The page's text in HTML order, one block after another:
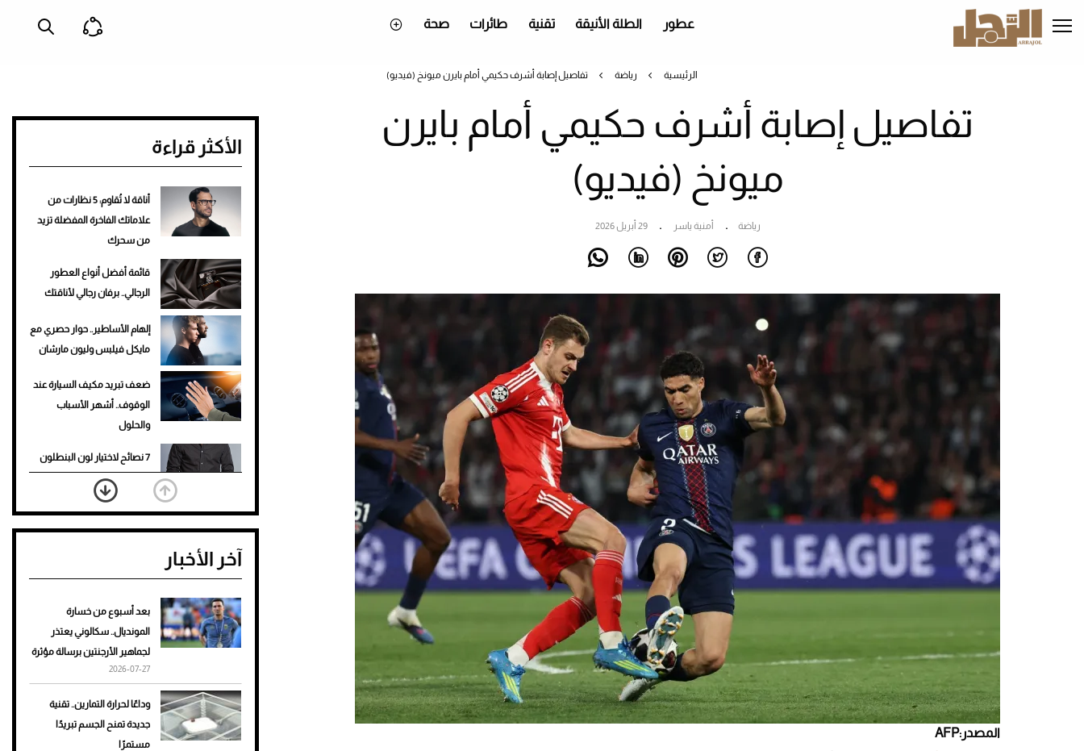
إلى
المحتوى
عطور الطلة الأنيقة تقنية طائرات صحة
الرئيسية رياضة تفاصيل إصابة أشرف حكيمي أمام بايرن ميونخ (فيديو)
تفاصيل إصابة أشرف حكيمي أمام بايرن
ميونخ (فيديو)
رياضة أمنية ياسر 29 أبريل 2026
المصدر:AFP
الأكثر قراءة
أناقة لا تُقاوم: 5 نظارات من
علاماتك الفاخرة المفضلة تزيد
من سحرك
قائمة أفضل أنواع العطور
الرجالي.. برفان رجالي لأناقتك
إلهام الأساطير.. حوار حصري مع
مايكل فيلبس وليون مارشان
ضعف تبريد مكيف السيارة عند
الوقوف.. أشهر الأسباب
والحلول
7 نصائح لاختيار لون البنطلون
المناسب للقميص الأسود
نرى المستقبل من خلال
تصميماتنا.. كيف حجزت 1886
تمنحك فخامة استثنائية
هوى الأبطال
أفضل تدريج للشعر الطويل
لإطلالة جريئة وعصرية
آخر الأخبار
بعد أسبوع من خسارة
المونديال.. سكالوني يعتذر
لجماهير الأرجنتين برسالة مؤثرة
2026-07-27
وداعًا لحرارة التمارين.. تقنية
جديدة تمنح الجسم تبريدًا
مستمرًا